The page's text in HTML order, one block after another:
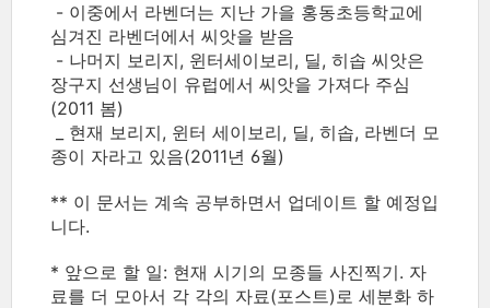
- 이중에서 라벤더는 지난 가을 홍동초등학교에
심겨진 라벤더에서 씨앗을 받음
- 나머지 보리지, 윈터세이보리, 딜, 히솝 씨앗은
장구지 선생님이 유럽에서 씨앗을 가져다 주심
(2011 봄)
_ 현재 보리지, 윈터 세이보리, 딜, 히솝, 라벤더 모
종이 자라고 있음(2011년 6월)
** 이 문서는 계속 공부하면서 업데이트 할 예정입
니다.
* 앞으로 할 일: 현재 시기의 모종들 사진찍기. 자
료를 더 모아서 각 각의 자료(포스트)로 세분화 하